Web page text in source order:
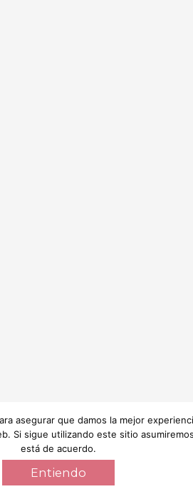
asegurar que damos la mejor
Si sigue utilizando este sitio
está de acuerdo.
Entiendo